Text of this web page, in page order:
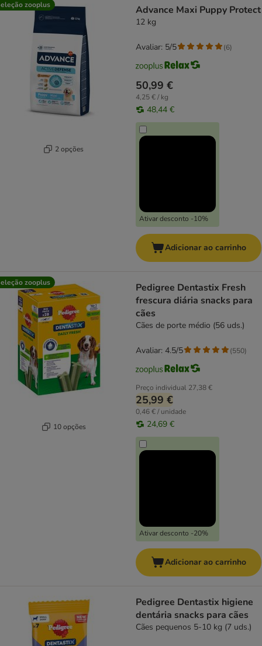
zooplus
2 opções
Advance Maxi Puppy Protect
12 kg
50,99 €
4,25 € / kg
48,44 €
Ativar desconto -10%
Avaliar: 5/5 (6)
Adicionar ao carrinho
zooplus
10 opções
Pedigree Dentastix Fresh
frescura diária snacks para
cães
Cães de porte médio (56 uds.)
Preço individual 27,38 €
25,99 €
0,46 € / unidade
24,69 €
Ativar desconto -20%
Avaliar: 4.5/5 (550)
Adicionar ao carrinho
Pedigree Dentastix higiene
dentária snacks para cães
Cães pequenos 5-10 kg (7 uds.)